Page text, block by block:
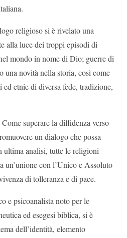
religioso si è rivelato una
alla luce dei troppi episodi di
mondo in nome di Dio; guerre di
una novità nella storia, così come
etnie di diversa fede, tradizione,
superare la diffidenza verso
un dialogo che possa
ultima analisi, tutte le religioni
un’unione con l’Unico e Assoluto
di tolleranza e di pace.
e psicoanalista noto per le
ed esegesi biblica, si è
dell’identità, elemento